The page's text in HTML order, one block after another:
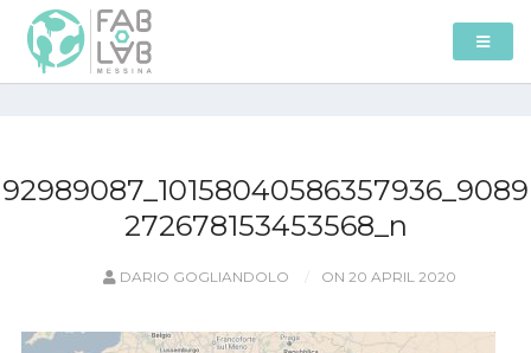
92989087_10158040586357936_9089
272678153453568_n
DARIO GOGLIANDOLO ON 20 APRIL 2020